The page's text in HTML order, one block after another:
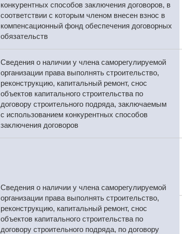
конкурентных способов заключения договоров, в
соответствии с которым членом внесен взнос в
компенсационный фонд обеспечения договорных
обязательств
Сведения о наличии у члена саморегулируемой
организации права выполнять строительство,
реконструкцию, капитальный ремонт, снос
объектов капитального строительства по
договору строительного подряда, заключаемым
с использованием конкурентных способов
заключения договоров
Сведения о наличии у члена саморегулируемой
организации права выполнять строительство,
реконструкцию, капитальный ремонт, снос
объектов капитального строительства по
договору строительного подряда, по договору